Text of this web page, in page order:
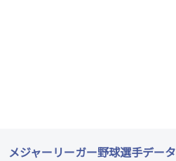
メジャーリーガー野球選手データ